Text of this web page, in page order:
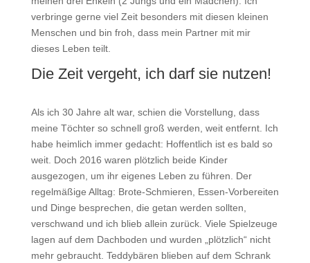
verbringe gerne viel Zeit besonders mit diesen kleinen
Menschen und bin froh, dass mein Partner mit mir
dieses Leben teilt.
Die Zeit vergeht, ich darf sie nutzen!
Als ich 30 Jahre alt war, schien die Vorstellung, dass
meine Töchter so schnell groß werden, weit entfernt. Ich
habe heimlich immer gedacht: Hoffentlich ist es bald so
weit. Doch 2016 waren plötzlich beide Kinder
ausgezogen, um ihr eigenes Leben zu führen. Der
regelmäßige Alltag: Brote-Schmieren, Essen-Vorbereiten
und Dinge besprechen, die getan werden sollten,
verschwand und ich blieb allein zurück. Viele Spielzeuge
lagen auf dem Dachboden und wurden „plötzlich“ nicht
mehr gebraucht. Teddybären blieben auf dem Schrank